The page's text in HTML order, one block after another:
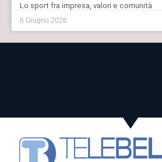
Lo sport fra impresa, valori e comunità
6 Giugno 2026